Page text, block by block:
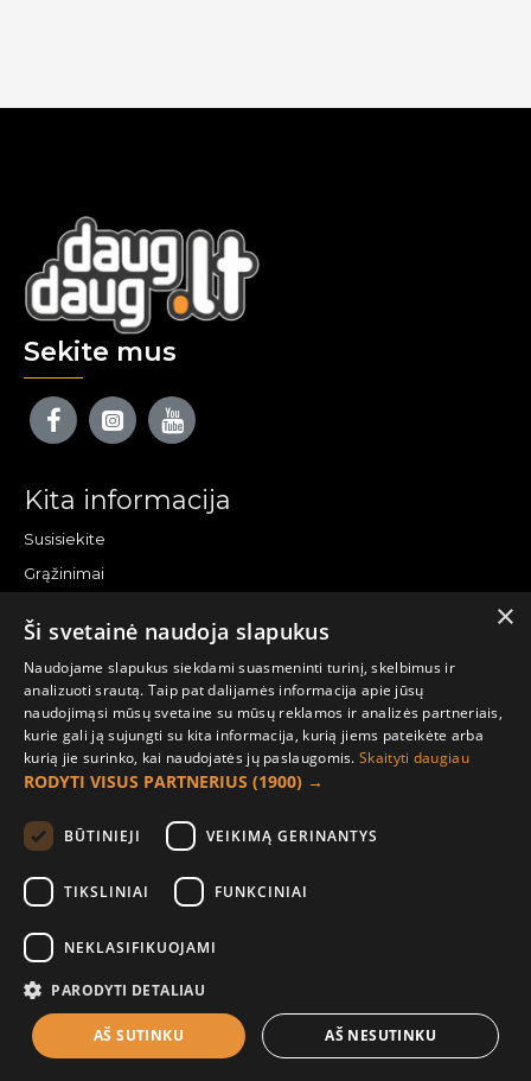
Sekite mus
Kita informacija
Susisiekite
Grąžinimai
Pirkėjo paskyra
Mano paskyra
Užsakymai
Naujienlaiškiai
Informacija užsakovui
Apie mus
Pristatymo informacija
Privatumo ir slapukų politika
Sąlygos ir taisyklės
FILTER PRODUCTS
×
Ši svetainė naudoja slapukus
Naudojame slapukus siekdami suasmeninti turinį, skelbimus ir
analizuoti srautą. Taip pat dalijamės informacija apie jūsų
naudojimąsi mūsų svetaine su mūsų reklamos ir analizės partneriais,
kurie gali ją sujungti su kita informacija, kurią jiems pateikėte arba
kurią jie surinko, kai naudojatės jų paslaugomis.Skaityti daugiau
RODYTI VISUS PARTNERIUS (1900) →
BŪTINIEJI VEIKIMĄ GERINANTYS
TIKSLINIAI FUNKCINIAI
NEKLASIFIKUOJAMI
PARODYTI DETALIAU
AŠ SUTINKU AŠ NESUTINKU